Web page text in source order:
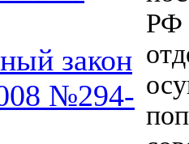
закон
№294-
РФ